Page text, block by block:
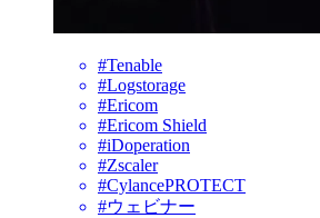
#Tenable
#Logstorage
#Ericom
#Ericom Shield
#iDoperation
#Zscaler
#CylancePROTECT
#ウェビナー